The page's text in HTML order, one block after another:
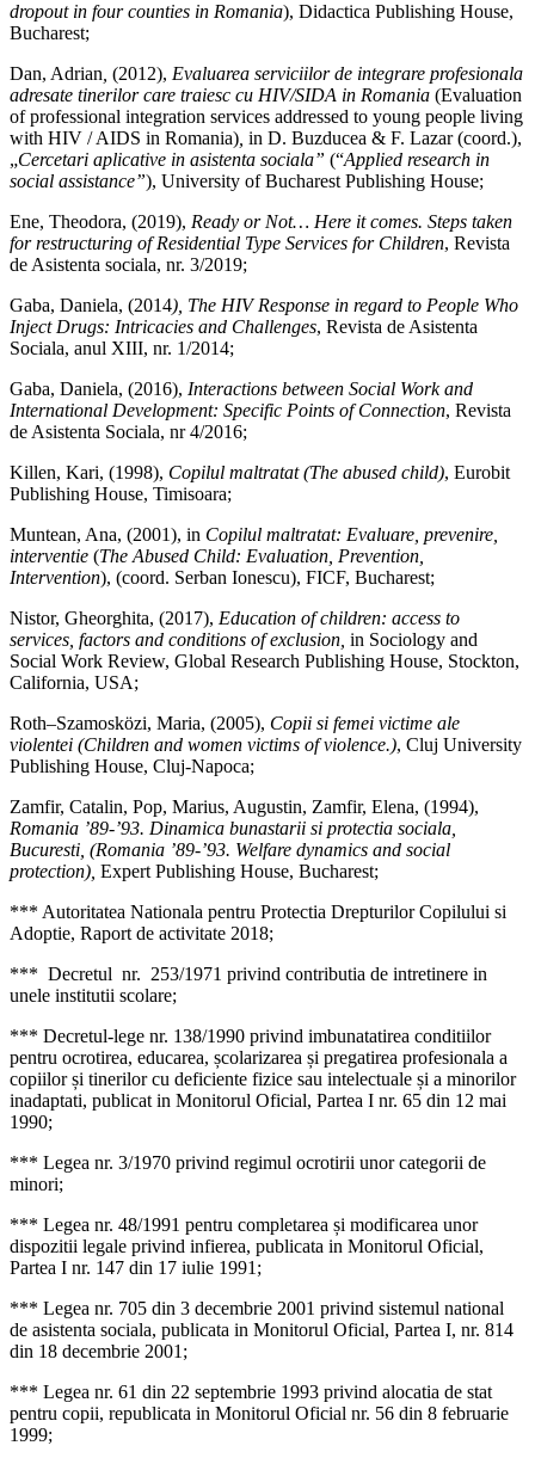
dropout in four counties in Romania), Didactica Publishing House,
Bucharest;
Dan, Adrian (2012), Evaluarea serviciilor de integrare profesionala
adresate tinerilor care traiesc cu HIV/SIDA in Romania (Evaluation
of professional integration services addressed to young people living
with HIV / AIDS in Romania) in D. Buzducea & F. Lazar (coord.),
„Cercetari aplicative in asistenta sociala” (“Applied research in
social assistance”), University of Bucharest Publishing House;
Ene, Theodora, (2019), Ready or Not… Here it comes. Steps taken
for restructuring of Residential Type Services for Children, Revista
de Asistenta sociala, nr. 3/2019;
Gaba, Daniela, (2014), The HIV Response in regard to People Who
Inject Drugs: Intricacies and Challenges, Revista de Asistenta
Sociala, anul XIII, nr. 1/2014;
Gaba, Daniela, (2016), Interactions between Social Work and
International Development: Specific Points of Connection, Revista
de Asistenta Sociala, nr 4/2016;
Killen, Kari, (1998), Copilul maltratat (The abused child), Eurobit
Publishing House, Timisoara;
Muntean, Ana, (2001), in Copilul maltratat: Evaluare, prevenire,
interventie (The Abused Child: Evaluation, Prevention,
Intervention), (coord. Serban Ionescu), FICF, Bucharest;
Nistor, Gheorghita, (2017), Education of children: access to
services, factors and conditions of exclusion, in Sociology and
Social Work Review, Global Research Publishing House, Stockton,
California, USA;
Roth–Szamosközi, Maria, (2005), Copii si femei victime ale
violentei (Children and women victims of violence.), Cluj University
Publishing House, Cluj-Napoca;
Zamfir, Catalin, Pop, Marius, Augustin, Zamfir, Elena, (1994),
Romania ’89-’93. Dinamica bunastarii si protectia sociala,
Bucuresti, (Romania ’89-’93. Welfare dynamics and social
protection), Expert Publishing House, Bucharest;
*** Autoritatea Nationala pentru Protectia Drepturilor Copilului si
Adoptie, Raport de activitate 2018;
*** Decretul nr. 253/1971 privind contributia de intretinere in
unele institutii scolare;
*** Decretul-lege nr. 138/1990 privind imbunatatirea conditiilor
pentru ocrotirea, educarea, școlarizarea și pregatirea profesionala a
copiilor și tinerilor cu deficiente fizice sau intelectuale și a minorilor
inadaptati, publicat in Monitorul Oficial, Partea I nr. 65 din 12 mai
1990;
*** Legea nr. 3/1970 privind regimul ocrotirii unor categorii de
minori;
*** Legea nr. 48/1991 pentru completarea și modificarea unor
dispozitii legale privind infierea, publicata in Monitorul Oficial,
Partea I nr. 147 din 17 iulie 1991;
*** Legea nr. 705 din 3 decembrie 2001 privind sistemul national
de asistenta sociala, publicata in Monitorul Oficial, Partea I, nr. 814
din 18 decembrie 2001;
*** Legea nr. 61 din 22 septembrie 1993 privind alocatia de stat
pentru copii, republicata in Monitorul Oficial nr. 56 din 8 februarie
1999;